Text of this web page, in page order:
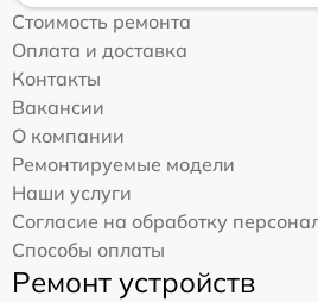
Стоимость ремонта
Оплата и доставка
Контакты
Вакансии
О компании
Ремонтируемые модели
Наши услуги
Согласие на обработку
Способы оплаты
Ремонт устройств